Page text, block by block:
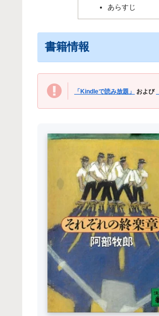
あらすじ
書籍情報
「Kindleで読み放題」 および